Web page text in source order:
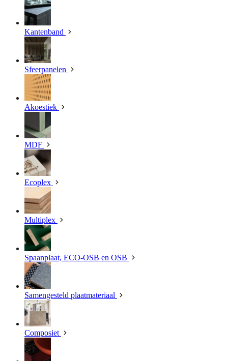
Kantenband
Sfeerpanelen
Akoestiek
MDF
Ecoplex
Multiplex
Spaanplaat, ECO-OSB en OSB
Samengesteld plaatmateriaal
Composiet